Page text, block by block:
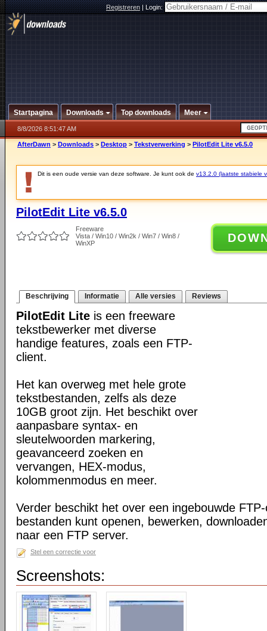
Registreren|Login:
Startpagina Downloads Top downloads Meer
8/8/2026 8:51:47 AM
AfterDawn > Downloads > Desktop > Tekstverwerking > PilotEdit Lite v6.5.0
Dit is een oude versie van deze software. Je kunt ook de v13.2.0 (laatste stabiele
PilotEdit Lite v6.5.0
Freeware
Vista / Win10 / Win2k / Win7 / Win8 /
WinXP
Beschrijving Informatie Alle versies Reviews
PilotEdit Lite is een freeware
tekstbewerker met diverse
handige features, zoals een FTP-
client.
Het kan overweg met hele grote
tekstbestanden, zelfs als deze
10GB groot zijn. Het beschikt over
aanpasbare syntax- en
sleutelwoorden markering,
geavanceerd zoeken en
vervangen, HEX-modus,
kolommenmodus en meer.
Verder beschikt het over een ingebouwde
bestanden kunt openen, bewerken,
naar een FTP server.
Stel een correctie voor
Screenshots: